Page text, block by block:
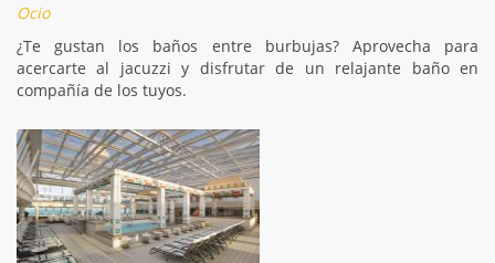
Ocio
¿Te gustan los baños entre burbujas? Aprovecha para
acercarte al jacuzzi y disfrutar de un relajante baño en
compañía de los tuyos.